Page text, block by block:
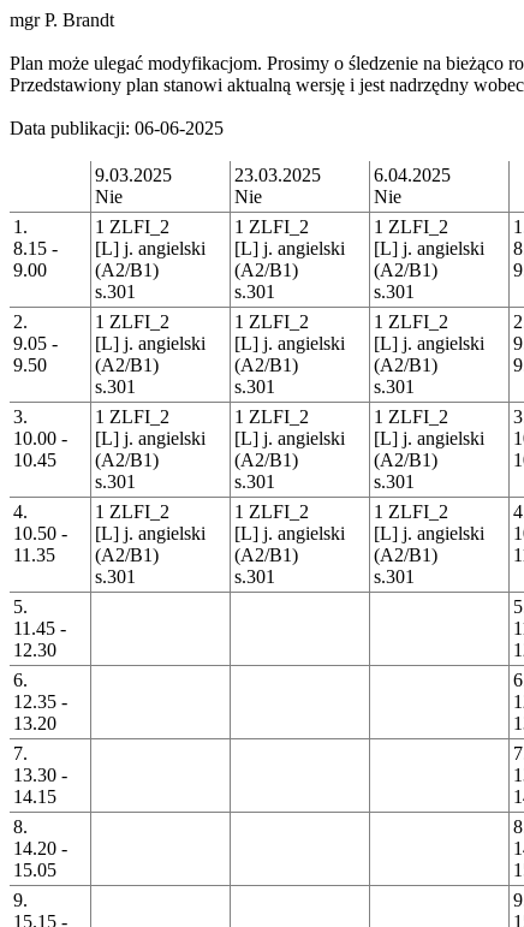
mgr P. Brandt
Plan może ulegać modyfikacjom. Prosimy o śledzenie na bieżąco
Przedstawiony plan stanowi aktualną wersję i jest nadrzędny
Data publikacji: 06-06-2025
9.03.2025
Nie
23.03.2025
Nie
6.04.2025
Nie
1.
8.15 -
9.00
1 ZLFI_2
[L] j. angielski
(A2/B1)
s.301
1 ZLFI_2
[L] j. angielski
(A2/B1)
s.301
1 ZLFI_2
[L] j. angielski
(A2/B1)
s.301
2.
9.05 -
9.50
1 ZLFI_2
[L] j. angielski
(A2/B1)
s.301
1 ZLFI_2
[L] j. angielski
(A2/B1)
s.301
1 ZLFI_2
[L] j. angielski
(A2/B1)
s.301
3.
10.00 -
10.45
1 ZLFI_2
[L] j. angielski
(A2/B1)
s.301
1 ZLFI_2
[L] j. angielski
(A2/B1)
s.301
1 ZLFI_2
[L] j. angielski
(A2/B1)
s.301
4.
10.50 -
11.35
1 ZLFI_2
[L] j. angielski
(A2/B1)
s.301
1 ZLFI_2
[L] j. angielski
(A2/B1)
s.301
1 ZLFI_2
[L] j. angielski
(A2/B1)
s.301
5.
11.45 -
12.30
6.
12.35 -
13.20
7.
13.30 -
14.15
8.
14.20 -
15.05
9.
15.15 -